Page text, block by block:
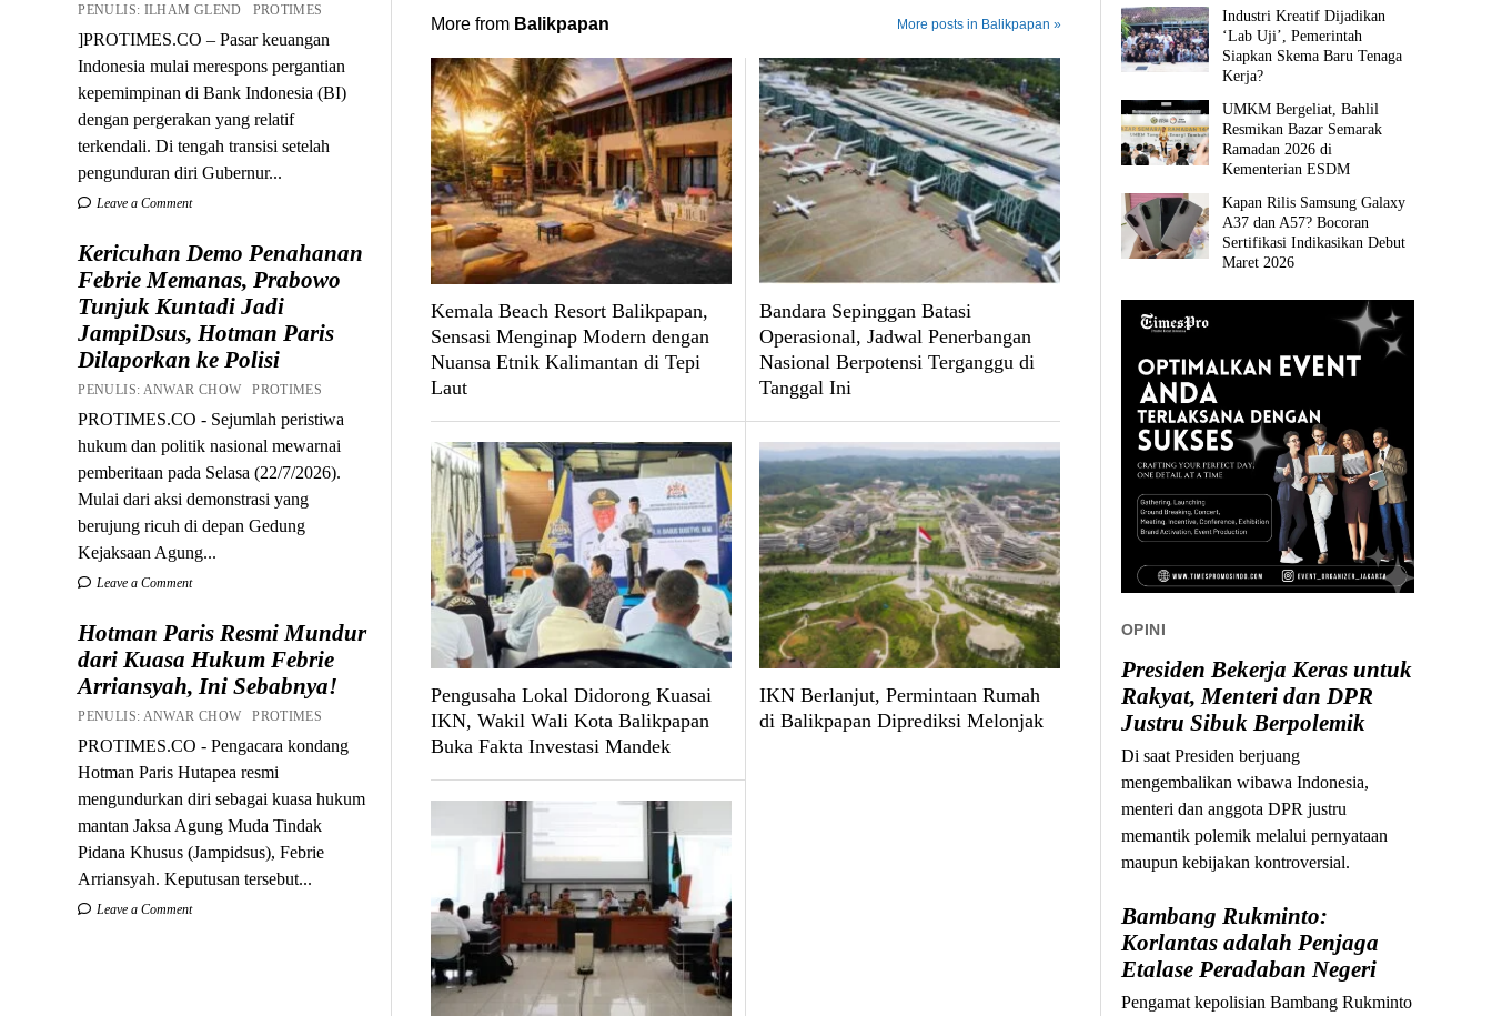
PENULIS: ILHAM GLEND PROTIMES
]PROTIMES.CO – Pasar keuangan
Indonesia mulai merespons pergantian
kepemimpinan di Bank Indonesia (BI)
dengan pergerakan yang relatif
terkendali. Di tengah transisi setelah
pengunduran diri Gubernur...
Leave a Comment
Kericuhan Demo Penahanan
Febrie Memanas, Prabowo
Tunjuk Kuntadi Jadi
JampiDsus, Hotman Paris
Dilaporkan ke Polisi
PENULIS: ANWAR CHOW PROTIMES
PROTIMES.CO - Sejumlah peristiwa
hukum dan politik nasional mewarnai
pemberitaan pada Selasa (22/7/2026).
Mulai dari aksi demonstrasi yang
berujung ricuh di depan Gedung
Kejaksaan Agung...
Leave a Comment
Hotman Paris Resmi Mundur
dari Kuasa Hukum Febrie
Arriansyah, Ini Sebabnya!
PENULIS: ANWAR CHOW PROTIMES
PROTIMES.CO - Pengacara kondang
Hotman Paris Hutapea resmi
mengundurkan diri sebagai kuasa hukum
mantan Jaksa Agung Muda Tindak
Pidana Khusus (Jampidsus), Febrie
Arriansyah. Keputusan tersebut...
Leave a Comment
More from Balikpapan More posts in Balikpapan »
Kemala Beach Resort Balikpapan,
Sensasi Menginap Modern dengan
Nuansa Etnik Kalimantan di Tepi
Laut
Bandara Sepinggan Batasi
Operasional, Jadwal Penerbangan
Nasional Berpotensi Terganggu di
Tanggal Ini
Pengusaha Lokal Didorong Kuasai
IKN, Wakil Wali Kota Balikpapan
Buka Fakta Investasi Mandek
IKN Berlanjut, Permintaan Rumah
di Balikpapan Diprediksi Melonjak
Industri Kreatif Dijadikan
‘Lab Uji’, Pemerintah
Siapkan Skema Baru Tenaga
Kerja?
UMKM Bergeliat, Bahlil
Resmikan Bazar Semarak
Ramadan 2026 di
Kementerian ESDM
Kapan Rilis Samsung Galaxy
A37 dan A57? Bocoran
Sertifikasi Indikasikan Debut
Maret 2026
OPINI
Presiden Bekerja Keras untuk
Rakyat, Menteri dan DPR
Justru Sibuk Berpolemik
Di saat Presiden berjuang
mengembalikan wibawa Indonesia,
menteri dan anggota DPR justru
memantik polemik melalui pernyataan
maupun kebijakan kontroversial.
Bambang Rukminto:
Korlantas adalah Penjaga
Etalase Peradaban Negeri
Pengamat kepolisian Bambang Rukminto